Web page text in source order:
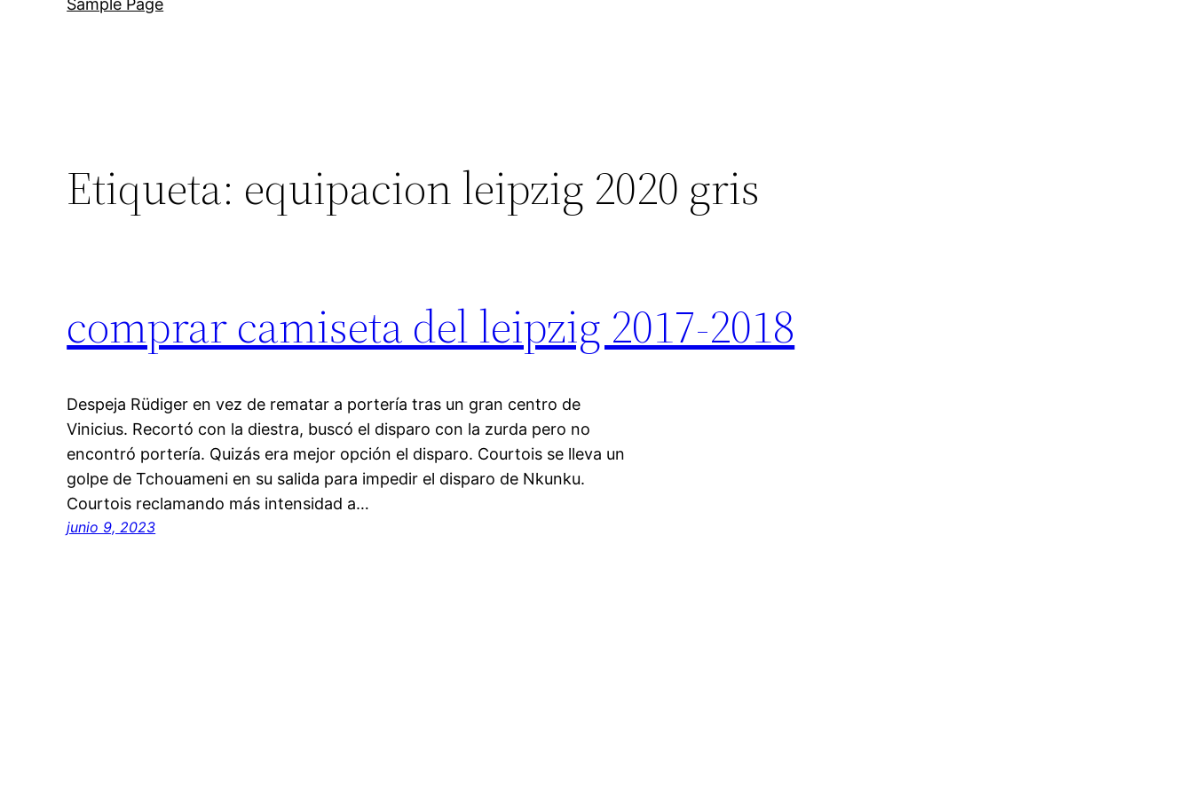
Sample Page
Etiqueta: equipacion leipzig 2020 gris
comprar camiseta del leipzig 2017-2018
Despeja Rüdiger en vez de rematar a portería tras un gran centro de
Vinicius. Recortó con la diestra, buscó el disparo con la zurda pero no
encontró portería. Quizás era mejor opción el disparo. Courtois se lleva un
golpe de Tchouameni en su salida para impedir el disparo de Nkunku.
Courtois reclamando más intensidad a…
junio 9, 2023